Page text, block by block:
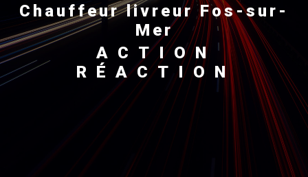
chauffeur livreur Fos-sur-
Mer
ACTION
RÉACTION